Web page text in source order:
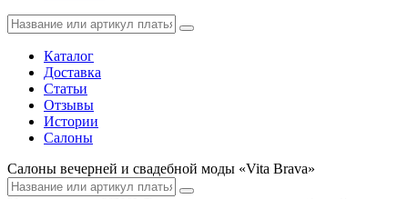
Каталог
Доставка
Статьи
Отзывы
Истории
Салоны
Салоны вечерней и свадебной моды «Vita Brava»